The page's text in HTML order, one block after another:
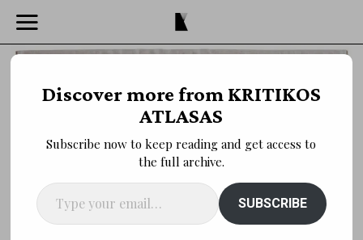
NAUJIENOS IR ĮVYKIAI · NAUJIENOS IR ĮVYKIAI
Discover more from KRITIKOS
ATLASAS
Subscribe now to keep reading and get access to
the full archive.
Type your email…
SUBSCRIBE